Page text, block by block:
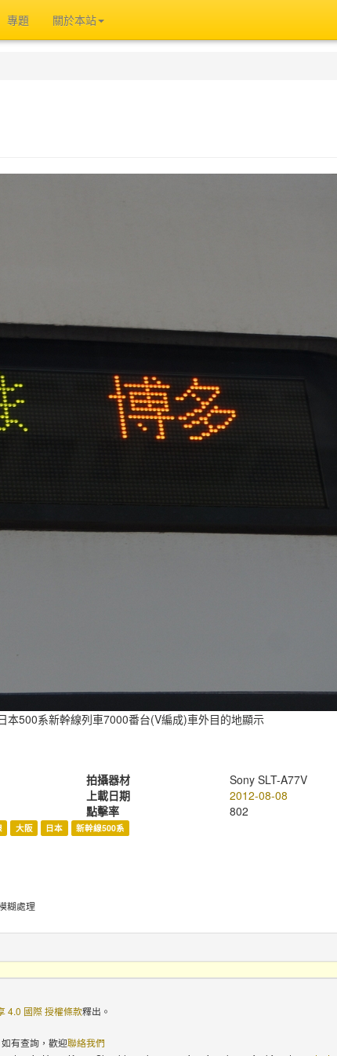
專題 關於本站
本500系新幹線列車7000番台(V編成)車外目的地顯示
拍攝器材
Sony SLT-A77V
上載日期
2012-08-08
點擊率
802
大阪 日本 新幹線500系
糊處理
4.0 國際 授權條款釋出。
有查詢，歡迎聯絡我們